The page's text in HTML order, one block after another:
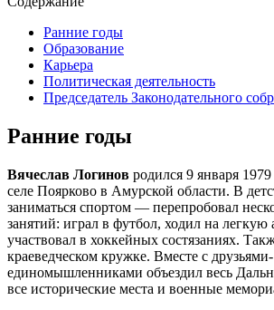
Ранние годы
Образование
Карьера
Политическая деятельность
Председатель Законодательного
Ранние годы
Вячеслав Логинов родился 9 января
селе Поярково в Амурской области. В
заниматься спортом — перепробовал
занятий: играл в футбол, ходил на легкую
участвовал в хоккейных состязаниях.
краеведческом кружке. Вместе с друзьями-
единомышленниками объездил весь
все исторические места и военные